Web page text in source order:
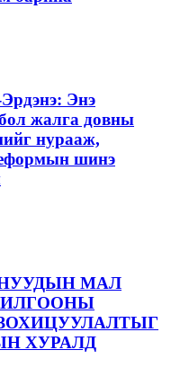
Энэ
жалга довны
нурааж,
шинэ
МАЛ
ХУРАЛД